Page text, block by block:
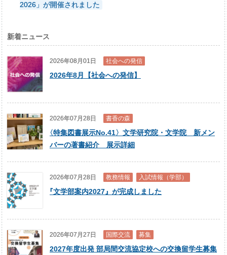
2026」が開催されました
新着ニュース
2026年08月01日 社会への発信
2026年8月【社会への発信】
2026年07月28日 書香の森
〈特集図書展示No.41〉文学研究院・文学院 新メン
バーの著書紹介 展示詳細
2026年07月28日 教務情報 入試情報（学部）
『文学部案内2027』が完成しました
2026年07月27日 国際交流 募集
2027年度出発 部局間交流協定校への交換留学生募集